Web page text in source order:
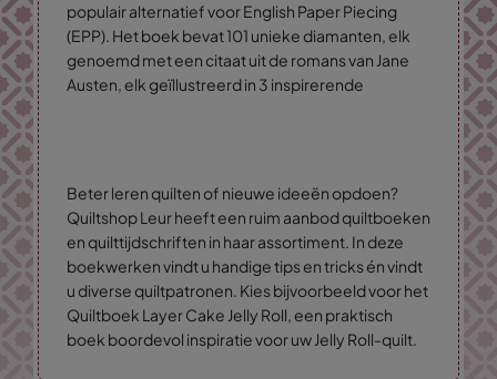
populair alternatief voor English Paper Piecing
(EPP). Het boek bevat 101 unieke diamanten, elk
genoemd met een citaat uit de romans van Jane
Austen, elk geïllustreerd in 3 inspirerende
Beter leren quilten of nieuwe ideeën opdoen?
Quiltshop Leur heeft een ruim aanbod quiltboeken
en quilttijdschriften in haar assortiment. In deze
boekwerken vindt u handige tips en tricks én vindt
u diverse quiltpatronen. Kies bijvoorbeeld voor het
Quiltboek Layer Cake Jelly Roll, een praktisch
boek boordevol inspiratie voor uw Jelly Roll-quilt.